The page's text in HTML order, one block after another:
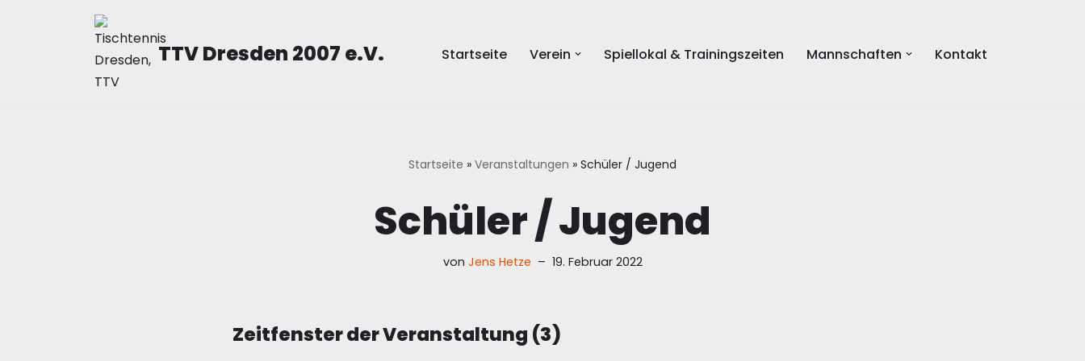
TTV Dresden 2007 e.V. Startseite Verein Spiellokal & Trainingszeiten Mannschaften Kontakt
Startseite » Veranstaltungen » Schüler / Jugend
Schüler / Jugend
von Jens Hetze 19. Februar 2022
Zeitfenster der Veranstaltung (3)